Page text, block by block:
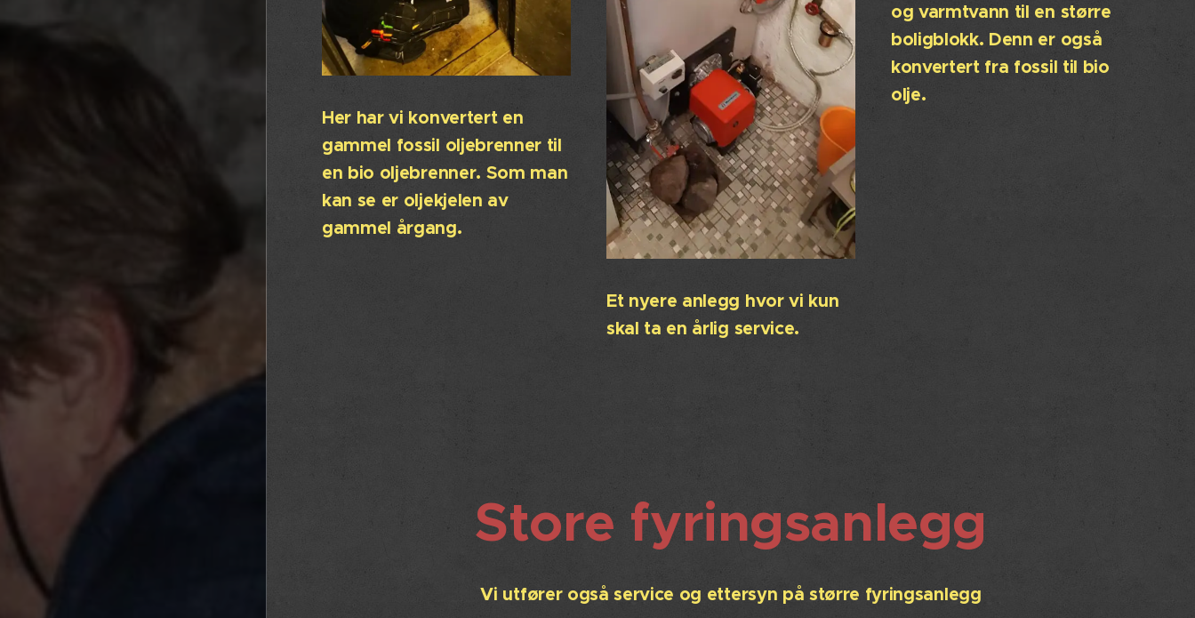
Her har vi konvertert en
gammel fossil oljebrenner til
en bio oljebrenner. Som man
kan se er oljekjelen av
gammel årgang.
Et nyere anlegg hvor vi kun
skal ta en årlig service.
og varmtvann til en større
boligblokk. Denn er også
konvertert fra fossil til bio
olje.
Store fyringsanlegg
Vi utfører også service og ettersyn på større fyringsanlegg